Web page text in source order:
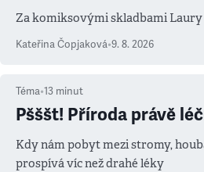
Za komiksovými skladbami Laury
Kateřina Čopjaková•9. 8. 2026
Téma•13 minut
Pšššt! Příroda právě
Kdy nám pobyt mezi stromy,
prospívá víc než drahé léky